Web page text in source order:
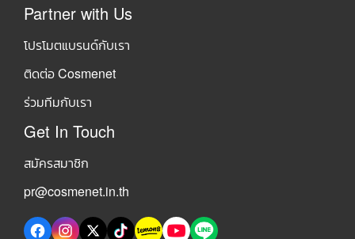
Partner with Us
โปรโมตแบรนด์กับเรา
ติดต่อ Cosmenet
ร่วมทีมกับเรา
Get In Touch
สมัครสมาชิก
pr@cosmenet.in.th